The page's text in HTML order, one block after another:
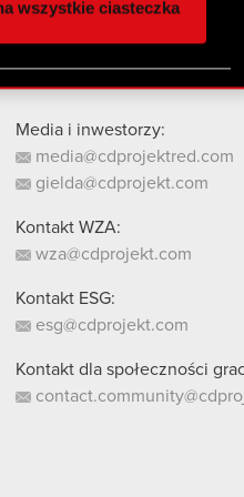
innymi danymi
z naszej witryny,
wszystkie ciasteczka
Media i inwestorzy:
media@cdprojektred.com
gielda@cdprojekt.com
Kontakt WZA:
wza@cdprojekt.com
Kontakt ESG:
esg@cdprojekt.com
Kontakt dla społeczności